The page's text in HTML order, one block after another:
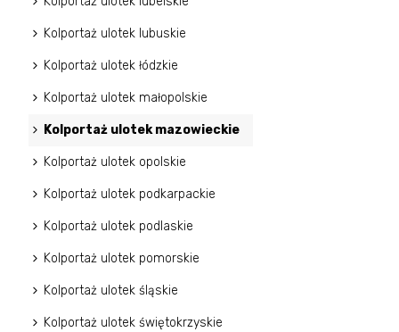
Kolportaż ulotek lubuskie
Kolportaż ulotek łódzkie
Kolportaż ulotek małopolskie
Kolportaż ulotek mazowieckie
Kolportaż ulotek opolskie
Kolportaż ulotek podkarpackie
Kolportaż ulotek podlaskie
Kolportaż ulotek pomorskie
Kolportaż ulotek śląskie
Kolportaż ulotek świętokrzyskie